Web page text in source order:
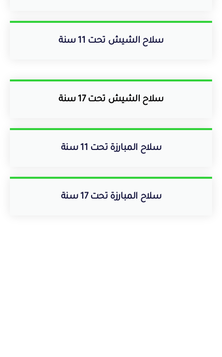
سلاح الشيش تحت 11 سنة
سلاح الشيش تحت 17 سنة
سلاح المبارزة تحت 11 سنة
سلاح المبارزة تحت 17 سنة